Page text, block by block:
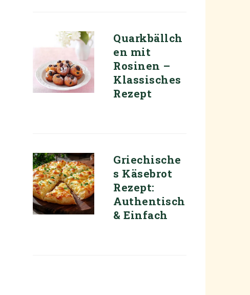
Quarkbällch
en mit
Rosinen –
Klassisches
Rezept
Griechische
s Käsebrot
Rezept:
Authentisch
& Einfach